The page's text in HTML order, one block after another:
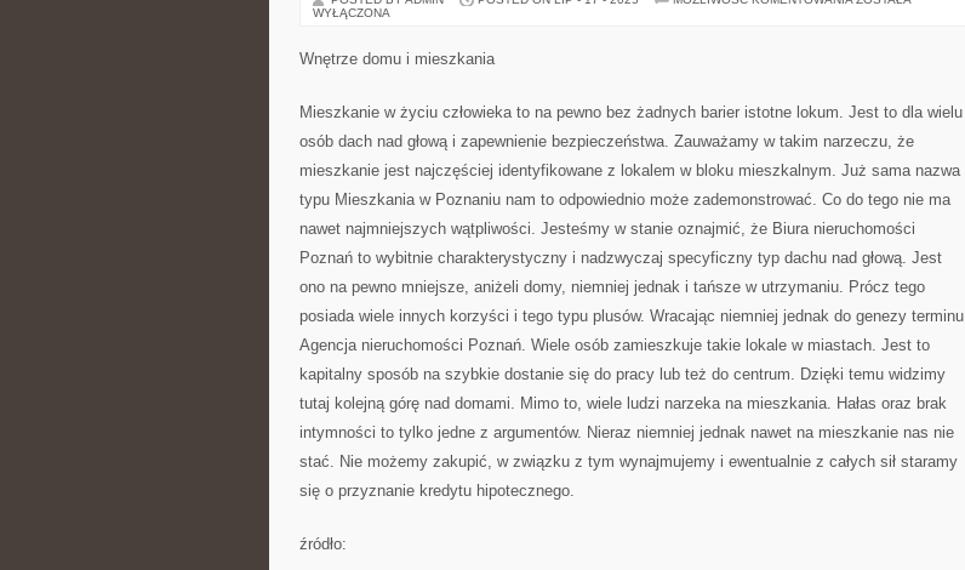
WYŁĄCZONA
Wnętrze domu i mieszkania
Mieszkanie w życiu człowieka to na pewno bez żadnych barier istotne lokum. Jest to dla wielu
osób dach nad głową i zapewnienie bezpieczeństwa. Zauważamy w takim narzeczu, że
mieszkanie jest najczęściej identyfikowane z lokalem w bloku mieszkalnym. Już sama nazwa
typu Mieszkania w Poznaniu nam to odpowiednio może zademonstrować. Co do tego nie ma
nawet najmniejszych wątpliwości. Jesteśmy w stanie oznajmić, że Biura nieruchomości
Poznań to wybitnie charakterystyczny i nadzwyczaj specyficzny typ dachu nad głową. Jest
ono na pewno mniejsze, aniżeli domy, niemniej jednak i tańsze w utrzymaniu. Prócz tego
posiada wiele innych korzyści i tego typu plusów. Wracając niemniej jednak do genezy terminu
Agencja nieruchomości Poznań. Wiele osób zamieszkuje takie lokale w miastach. Jest to
kapitalny sposób na szybkie dostanie się do pracy lub też do centrum. Dzięki temu widzimy
tutaj kolejną górę nad domami. Mimo to, wiele ludzi narzeka na mieszkania. Hałas oraz brak
intymności to tylko jedne z argumentów. Nieraz niemniej jednak nawet na mieszkanie nas nie
stać. Nie możemy zakupić, w związku z tym wynajmujemy i ewentualnie z całych sił staramy
się o przyznanie kredytu hipotecznego.
źródło: